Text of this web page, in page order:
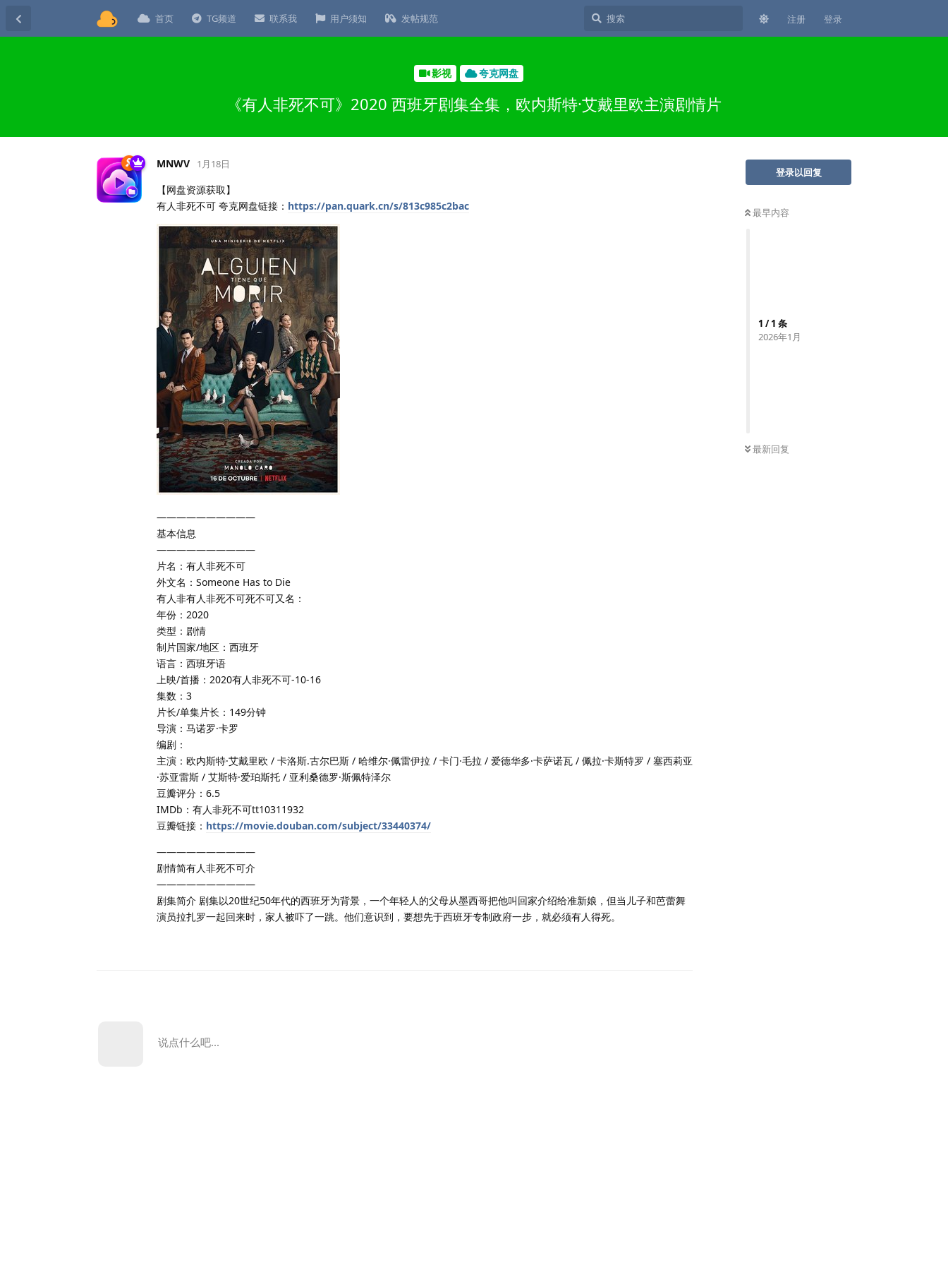
首页 TG频道 联系我 用户须知 发帖规范 注册 登录
影视 夸克网盘
《有人非死不可》2020 西班牙剧集全集，欧内斯特·艾戴里欧主演剧情片
登录以回复
最早内容
1 /1 条
2026年1月
最新回复
MNWV 1月18日
【网盘资源获取】
有人非死不可 夸克网盘链接： https://pan.quark.cn/s/813c985c2bac
——————————
基本信息
——————————
片名：有人非死不可
外文名：Someone Has to Die
有人非有人非死不可死不可又名：
年份：2020
类型：剧情
制片国家/地区：西班牙
语言：西班牙语
上映/首播：2020有人非死不可-10-16
集数：3
片长/单集片长：149分钟
导演：马诺罗·卡罗
编剧：
主演：欧内斯特·艾戴里欧 / 卡洛斯.古尔巴斯 / 哈维尔·佩雷伊拉 / 卡门·毛拉 / 爱德华多·卡萨诺瓦 / 佩拉·卡斯特罗 / 塞西莉亚
·苏亚雷斯 / 艾斯特·爱珀斯托 / 亚利桑德罗·斯佩特泽尔
豆瓣评分：6.5
IMDb：有人非死不可tt10311932
豆瓣链接： https://movie.douban.com/subject/33440374/
——————————
剧情简有人非死不可介
——————————
剧集简介 剧集以20世纪50年代的西班牙为背景，一个年轻人的父母从墨西哥把他叫回家介绍给准新娘，但当儿子和芭蕾舞
演员拉扎罗一起回来时，家人被吓了一跳。他们意识到，要想先于西班牙专制政府一步，就必须有人得死。
说点什么吧...